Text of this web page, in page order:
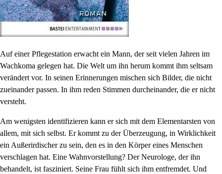
Auf einer Pflegestation erwacht ein Mann, der seit vielen Jahren im
Wachkoma gelegen hat. Die Welt um ihn herum kommt ihm seltsam
verändert vor. In seinen Erinnerungen mischen sich Bilder, die nicht
zueinander passen. In ihm reden Stimmen durcheinander, die er nicht
versteht.
Am wenigsten identifizieren kann er sich mit dem Elementarsten von
allem, mit sich selbst. Er kommt zu der Überzeugung, in Wirklichkeit
ein Außerirdischer zu sein, den es in den Körper eines Menschen
verschlagen hat. Eine Wahnvorstellung? Der Neurologe, der ihn
behandelt, ist fasziniert. Seine Frau fühlt sich ihm entfremdet. Und